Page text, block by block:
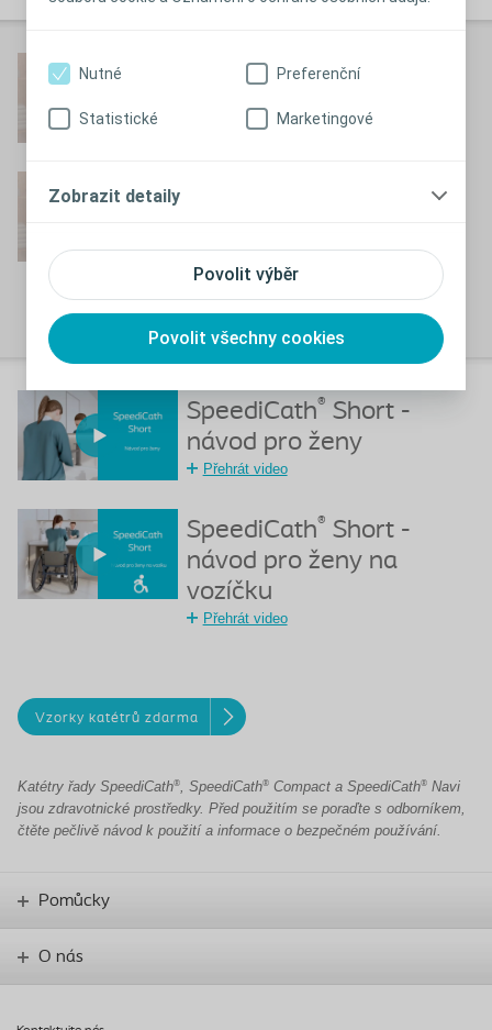
Povolit výběr
Povolit všechny cookies
Nutné Preferenční
Statistické Marketingové
Zobrazit detaily
SpeediCath®Compact -
návod pro ženy
Přehrát video
Compact -
vozíčku
Přehrát video
SpeediCath® Short -
návod pro ženy
Přehrát video
SpeediCath® Short -
návod pro ženy na
vozíčku
Přehrát video
Vzorky katétrů zdarma
Katétry řady SpeediCath®, SpeediCath® Compact a SpeediCath® Navi
jsou zdravotnické prostředky. Před použitím se poraďte s odborníkem,
čtěte pečlivě návod k použití a informace o bezpečném používání.
Pomůcky
O nás